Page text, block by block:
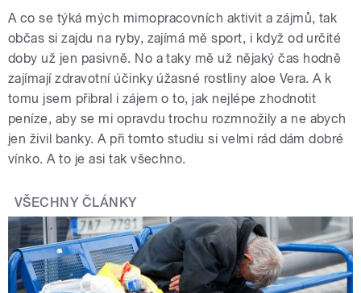
A co se týká mých mimopracovních aktivit a zájmů, tak
občas si zajdu na ryby, zajímá mě sport, i když od určité
doby už jen pasivně. No a taky mě už nějaký čas hodně
zajímají zdravotní účinky úžasné rostliny aloe Vera. A k
tomu jsem přibral i zájem o to, jak nejlépe zhodnotit
peníze, aby se mi opravdu trochu rozmnožily a ne abych
jen živil banky. A při tomto studiu si velmi rád dám dobré
vínko. A to je asi tak všechno.
VŠECHNY ČLÁNKY